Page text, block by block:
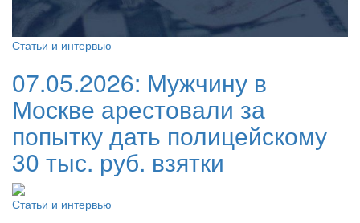
Статьи и интервью
07.05.2026: Мужчину в
Москве арестовали за
попытку дать полицейскому
30 тыс. руб. взятки
Статьи и интервью